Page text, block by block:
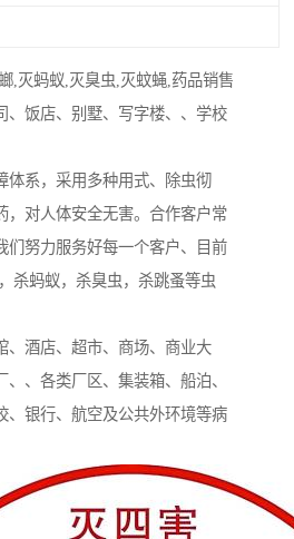
,灭蚂蚁,灭臭虫,灭蚊蝇,药品销售
、饭店、别墅、写字楼、、学校
体系，采用多种用式、除虫彻
，对人体安全无害。合作客户常
们努力服务好每一个客户、目前
杀蚂蚁，杀臭虫，杀跳蚤等虫
、酒店、超市、商场、商业大
、各类厂区、集装箱、船泊、
、银行、航空及公共外环境等病